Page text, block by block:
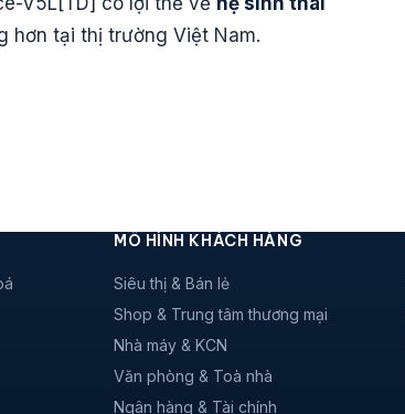
hơn tại thị trường Việt Nam.
MÔ HÌNH KHÁCH HÀNG
Siêu thị & Bán lẻ
Shop & Trung tâm thương mại
Nhà máy & KCN
Văn phòng & Toà nhà
Ngân hàng & Tài chính